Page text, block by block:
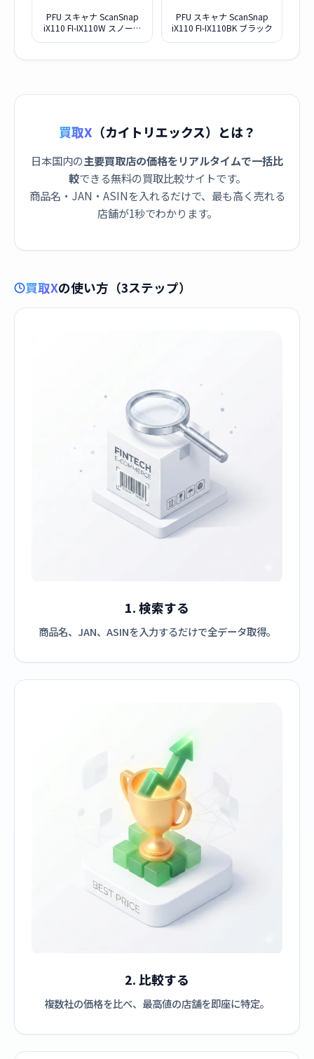
PFU スキャナ ScanSnap
iX110 FI-IX110W スノーホ
PFU スキャナ ScanSnap
iX110 FI-IX110BK ブラック
買取X （カイトリエックス）とは？
日本国内の主要買取店の価格をリアルタイムで一括比
較できる無料の買取比較サイトです。
商品名・JAN・ASINを入れるだけで、最も高く売れる
店舗が1秒でわかります。
買取Xの使い方（3ステップ）
1. 検索する
商品名、JAN、ASINを入力するだけで全データ取得。
2. 比較する
複数社の価格を比べ、最高値の店舗を即座に特定。